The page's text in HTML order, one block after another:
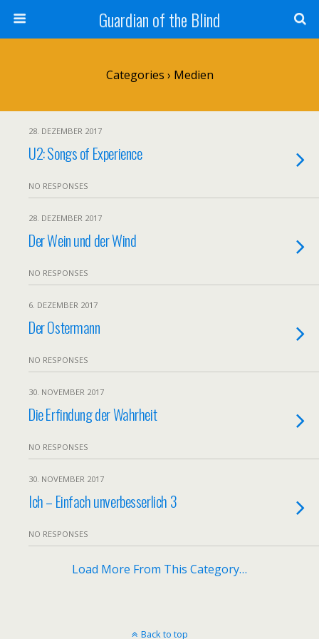
Guardian of the Blind
Categories › Medien
28. DEZEMBER 2017
U2: Songs of Experience
NO RESPONSES
28. DEZEMBER 2017
Der Wein und der Wind
NO RESPONSES
6. DEZEMBER 2017
Der Ostermann
NO RESPONSES
30. NOVEMBER 2017
Die Erfindung der Wahrheit
NO RESPONSES
30. NOVEMBER 2017
Ich – Einfach unverbesserlich 3
NO RESPONSES
Load More From This Category…
Back to top